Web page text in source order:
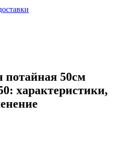
50см
характеристики,